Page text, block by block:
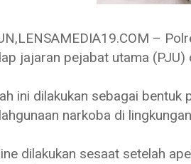
–
jajaran pejabat utama
ini dilakukan sebagai
narkoba di
dilakukan sesaat setelah